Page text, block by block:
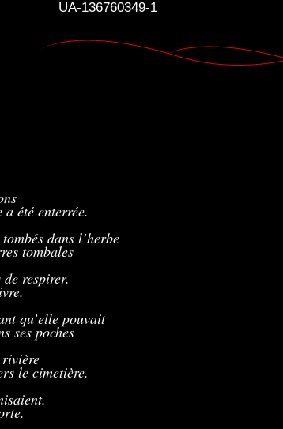
UA-136760349-1
été enterrée.
dans l’herbe
tombales
respirer.
qu’elle pouvait
ses poches
le cimetière.